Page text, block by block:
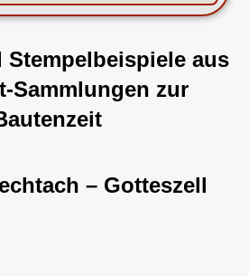
Stempelbeispiele aus
Sammlungen zur
– Gotteszell